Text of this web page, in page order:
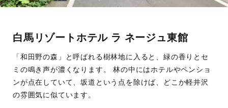
白馬リゾートホテル ラ ネージュ東館
「和田野の森」と呼ばれる樹林地に入ると、緑の香りとセ
ミの鳴き声が濃くなります。 林の中にはホテルやペンショ
ンが点在していて、坂道という点を除けば、どこか軽井沢
の雰囲気に似ています。